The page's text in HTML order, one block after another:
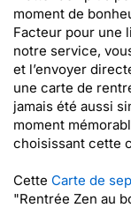
moment de
Facteur pour une
notre service,
et l’envoyer
une carte de
jamais été aussi
moment
choisissant cette
Cette Carte de
"Rentrée Zen au